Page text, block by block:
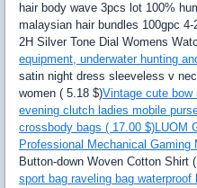
hair body wave 3pcs lot 100%
malaysian hair bundles 100gpc
2H Silver Tone Dial Womens
equipment, underwater hunting
satin night dress sleeveless v
women ( 5.18 $)Vintage cute bow
evening clutch ladies mobile
crossbody bags ( 17.00 $)LUOM
Professional Mechanical Gaming
Button-down Woven Cotton Shirt
sport bag raveling bag